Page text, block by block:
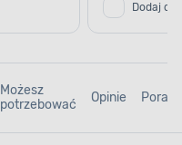
Dodaj do
Możesz
potrzebować
Opinie Porady